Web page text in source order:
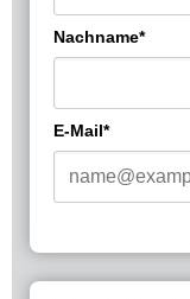
Nachname*
E-Mail*